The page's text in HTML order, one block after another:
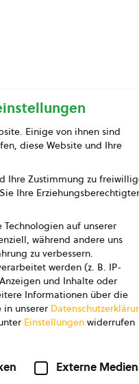
AGB Marketing GmbH
Einige von ihnen sind
diese Website und Ihre
Ihre Zustimmung zu
Ihre
auf unserer
während andere uns
zu verbessern.
werden (z. B. IP-
und Inhalte oder
Informationen über die
in unserer
Einstellungen widerrufen
Externe Medien